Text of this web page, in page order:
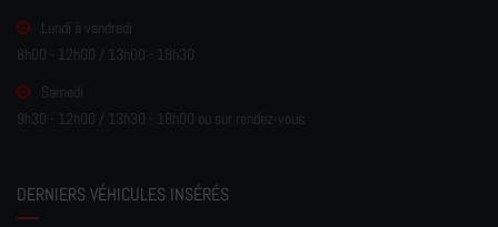
Lundi à vendredi
8h00 - 12h00 / 13h00 - 18h30
Samedi
9h30 - 12h00 / 13h30 - 18h00 ou sur rendez-vous
DERNIERS VÉHICULES INSÉRÉS